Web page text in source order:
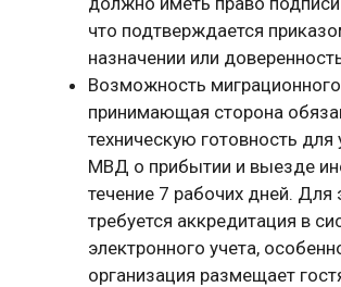
что подтверждается
назначении или
Возможность миграционного
принимающая сторона
техническую готовность
МВД о прибытии и выезде
течение 7 рабочих дней. Для
требуется аккредитация в
электронного учета,
организация размещает